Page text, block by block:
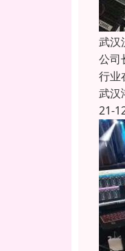
武汉
公司
行业
武汉
21-